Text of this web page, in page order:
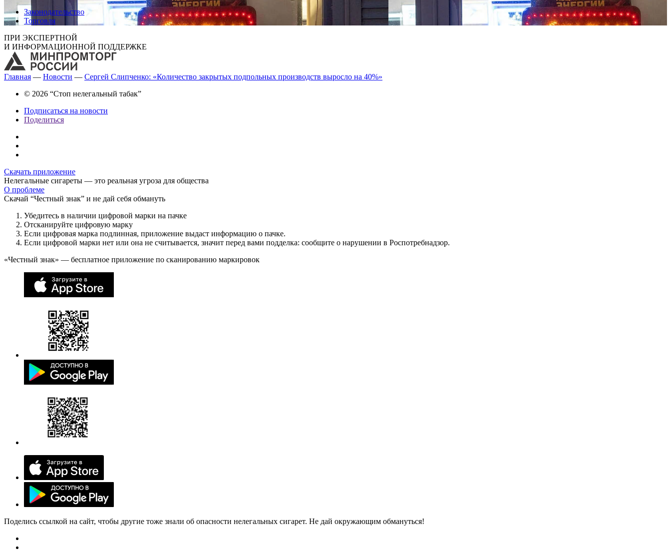
Законодательство
Торговля
ПРИ ЭКСПЕРТНОЙ
И ИНФОРМАЦИОННОЙ ПОДДЕРЖКЕ
Главная — Новости — Сергей Слипченко: «Количество закрытых подпольных производств выросло на 40%»
© 2026 “Стоп нелегальный табак”
Подписаться на новости
Поделиться
Скачать приложение
Нелегальные сигареты — это реальная угроза для общества
О проблеме
Скачай “Честный знак” и не дай себя обмануть
Убедитесь в наличии цифровой марки на пачке
Отсканируйте цифровую марку
Если цифровая марка подлинная, приложение выдаст информацию о пачке.
Если цифровой марки нет или она не считывается, значит перед вами подделка: сообщите о нарушении в Роспотребнадзор.
«Честный знак» — бесплатное приложение по сканированию маркировок
Поделись ссылкой на сайт, чтобы другие тоже знали об опасности нелегальных сигарет. Не дай окружающим обмануться!